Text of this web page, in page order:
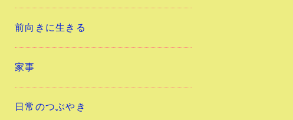
前向きに生きる
家事
日常のつぶやき